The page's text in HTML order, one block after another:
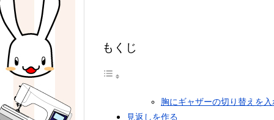
もくじ
胸にギャザーの切り替えを入
見返しを作る